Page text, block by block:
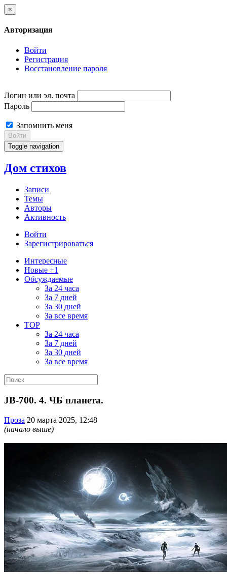
×
Авторизация
Войти
Регистрация
Восстановление пароля
Логин или эл. почта
Пароль
Запомнить меня
Войти
Toggle navigation
Дом стихов
Записи
Темы
Авторы
Активность
Войти
Зарегистрироваться
Интересные
Новые +1
Обсуждаемые
За 24 часа
За 7 дней
За 30 дней
За все время
TOP
За 24 часа
За 7 дней
За 30 дней
За все время
JB-700. 4. ЧБ планета.
Проза 20 марта 2025, 12:48
(начало выше)